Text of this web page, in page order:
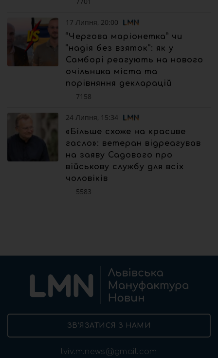
17 Липня, 20:00
“Чергова маріонетка” чи
“надія без взяток”: як у
Самборі реагують на нового
очільника міста та
порівняння декларацій
7158
24 Липня, 15:34
«Більше схоже на красиве
гасло»: ветеран відреагував
на заяву Садового про
військову службу для всіх
чоловіків
5583
ЗВ’ЯЗАТИСЯ З НАМИ
lviv.m.news@gmail.com